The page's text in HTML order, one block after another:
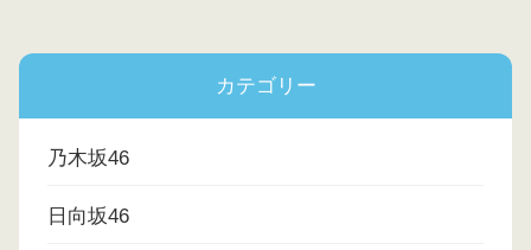
カテゴリー
乃木坂46
日向坂46